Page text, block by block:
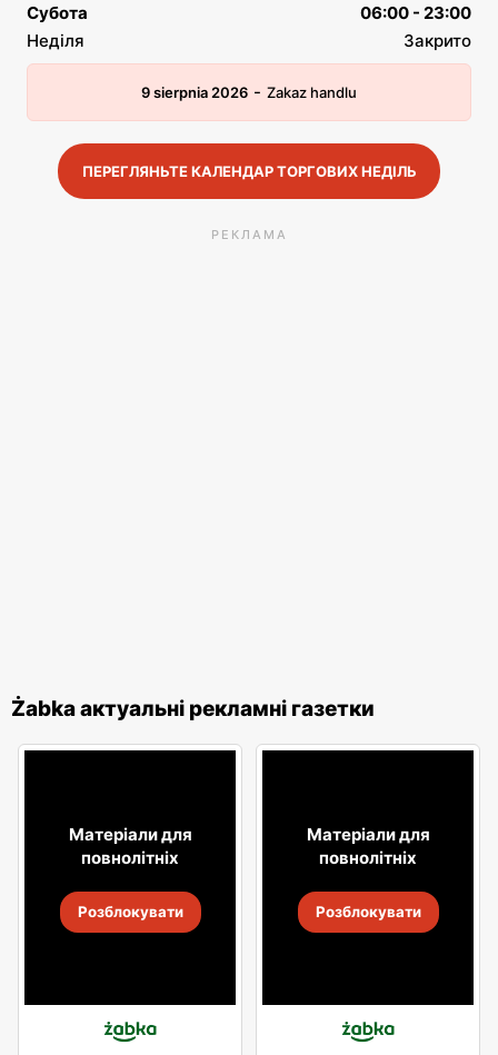
Субота
06:00 - 23:00
Неділя
Закрито
9 sierpnia 2026 - Zakaz handlu
ПЕРЕГЛЯНЬТЕ КАЛЕНДАР ТОРГОВИХ НЕДІЛЬ
РЕКЛАМА
Żabka актуальні рекламні газетки
Матеріали для
повнолітніх
Розблокувати
Матеріали для
повнолітніх
Розблокувати